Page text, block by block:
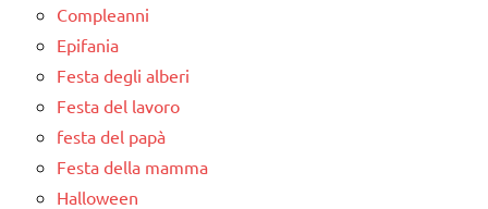
Compleanni
Epifania
Festa degli alberi
Festa del lavoro
festa del papà
Festa della mamma
Halloween